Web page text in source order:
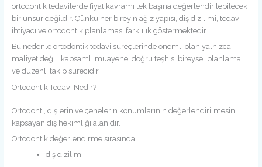
ortodontik tedavilerde fiyat kavramı tek başına değerlendirilebilecek
bir unsur değildir. Çünkü her bireyin ağız yapısı, diş dizilimi, tedavi
ihtiyacı ve ortodontik planlaması farklılık göstermektedir.
Bu nedenle ortodontik tedavi süreçlerinde önemli olan yalnızca
maliyet değil; kapsamlı muayene, doğru teşhis, bireysel planlama
ve düzenli takip sürecidir.
Ortodontik Tedavi Nedir?
Ortodonti, dişlerin ve çenelerin konumlarının değerlendirilmesini
kapsayan diş hekimliği alanıdır.
Ortodontik değerlendirme sırasında:
diş dizilimi